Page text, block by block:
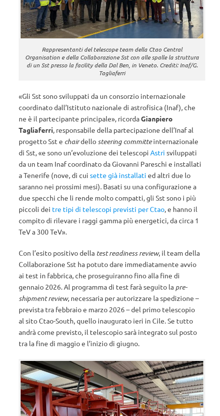
Rappresentanti del telescope team della Ctao Central
Organisation e della Collaborazione Sst con alle spalle la struttura
di un Sst presso la facility della Dal Ben, in Veneto. Crediti: Inaf/G.
Tagliaferri
«Gli Sst sono sviluppati da un consorzio internazionale
coordinato dall’Istituto nazionale di astrofisica (Inaf), che
ne è il partecipante principale», ricordaGianpiero
Tagliaferri, responsabile della partecipazione dell’Inaf al
progetto Sst e chairdellosteering committeinternazionale
di Sst, «e sono un’evoluzione dei telescopi Astri sviluppati
da un team Inaf coordinato da Giovanni Pareschi e installati
a Tenerife (nove, di cui sette già installati ed altri due lo
saranno nei prossimi mesi). Basati su una configurazione a
due specchi che li rende molto compatti, gli Sst sono i più
piccoli dei tre tipi di telescopi previsti per Ctao, e hanno il
compito di rilevare i raggi gamma più energetici, da circa 1
TeV a 300 TeV».
Con l’esito positivo della test readiness review, il team della
Collaborazione Sst ha potuto dare immediatamente avvio
ai test in fabbrica, che proseguiranno fino alla fine di
gennaio 2026. Al programma di test farà seguito la pre-
shipment review, necessaria per autorizzare la spedizione –
prevista tra febbraio e marzo 2026 – del primo telescopio
al sito Ctao-South, quello inaugurato ieri in Cile. Se tutto
andrà come previsto, il telescopio sarà integrato sul posto
tra la fine di maggio e l’inizio di giugno.